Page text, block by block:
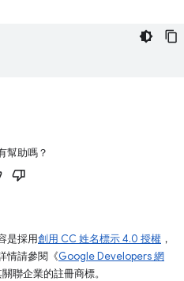
幫助嗎？
是採用創用 CC 姓名標示 4.0 授權 ，
情請參閱《Google Developers 網
聯企業的註冊商標。